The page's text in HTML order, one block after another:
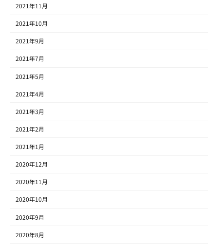
2021年11月
2021年10月
2021年9月
2021年7月
2021年5月
2021年4月
2021年3月
2021年2月
2021年1月
2020年12月
2020年11月
2020年10月
2020年9月
2020年8月